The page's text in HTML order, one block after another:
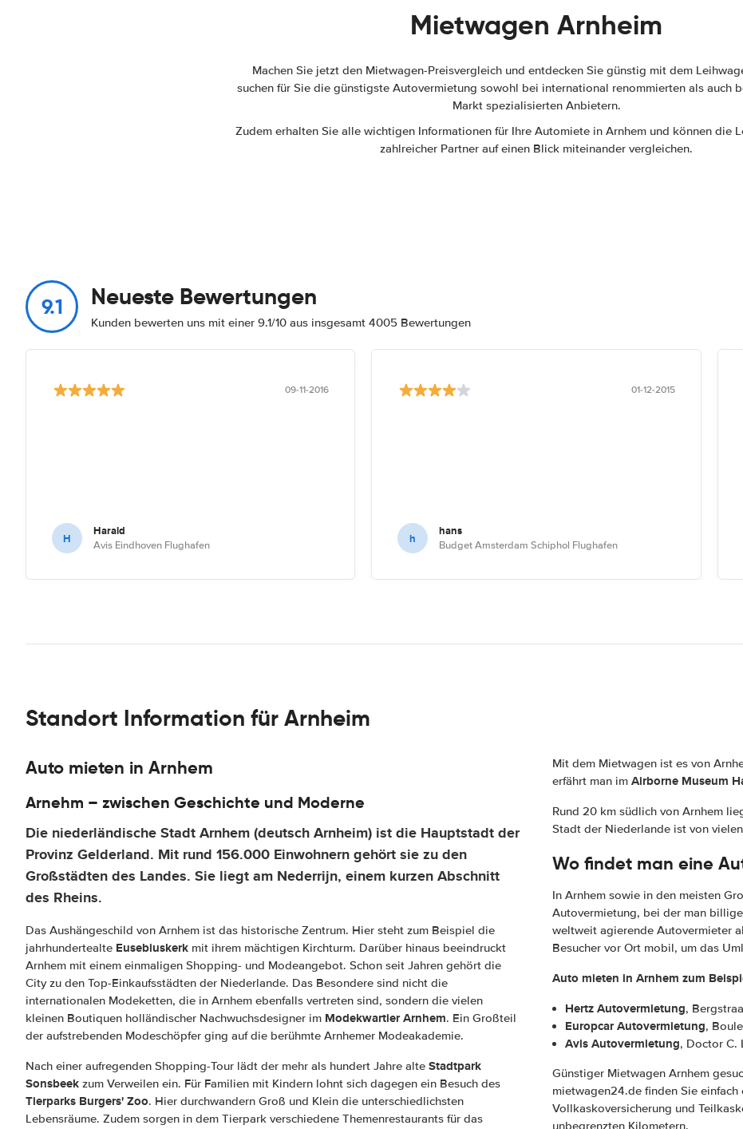
Mietwagen Arnheim
Machen Sie jetzt den Mietwagen-Preisvergleich und entdecken Sie günstig mit dem
suchen für Sie die günstigste Autovermietung sowohl bei international renommierten als auch
Markt spezialisierten Anbietern.
Zudem erhalten Sie alle wichtigen Informationen für Ihre Automiete in Arnhem und können die
zahlreicher Partner auf einen Blick miteinander vergleichen.
9.1 Neueste Bewertungen
Kunden bewerten uns mit einer 9.1/10 aus insgesamt 4005 Bewertungen
09-11-2016
H Harald
Avis Eindhoven Flughafen
01-12-2015
h hans
Budget Amsterdam Schiphol Flughafen
Standort Information für Arnheim
Auto mieten in Arnhem
Arnehm – zwischen Geschichte und Moderne
Die niederländische Stadt Arnhem (deutsch Arnheim) ist die Hauptstadt der
Provinz Gelderland. Mit rund 156.000 Einwohnern gehört sie zu den
Großstädten des Landes. Sie liegt am Nederrijn, einem kurzen Abschnitt
des Rheins.
Das Aushängeschild von Arnhem ist das historische Zentrum. Hier steht zum Beispiel die
jahrhundertealte Eusebiuskerk mit ihrem mächtigen Kirchturm. Darüber hinaus beeindruckt
Arnhem mit einem einmaligen Shopping- und Modeangebot. Schon seit Jahren gehört die
City zu den Top-Einkaufsstädten der Niederlande. Das Besondere sind nicht die
internationalen Modeketten, die in Arnhem ebenfalls vertreten sind, sondern die vielen
kleinen Boutiquen holländischer Nachwuchsdesigner im Modekwartier Arnhem. Ein Großteil
der aufstrebenden Modeschöpfer ging auf die berühmte Arnhemer Modeakademie.
Nach einer aufregenden Shopping-Tour lädt der mehr als hundert Jahre alte Stadtpark
Sonsbeek zum Verweilen ein. Für Familien mit Kindern lohnt sich dagegen ein Besuch des
Tierparks Burgers' Zoo. Hier durchwandern Groß und Klein die unterschiedlichsten
Lebensräume. Zudem sorgen in dem Tierpark verschiedene Themenrestaurants für das
Mit dem Mietwagen ist es von
erfährt man im Airborne Museum
Rund 20 km südlich von Arnhem
Stadt der Niederlande ist von
Wo findet man eine
In Arnhem sowie in den meisten
Autovermietung, bei der man
weltweit agierende Autovermieter
Besucher vor Ort mobil, um das
Auto mieten in Arnhem zum
Hertz Autovermietung,
Europcar Autovermietung,
Avis Autovermietung, Doctor C.
Günstiger Mietwagen Arnhem
mietwagen24.de finden Sie
Vollkaskoversicherung und
unbegrenzten Kilometern.